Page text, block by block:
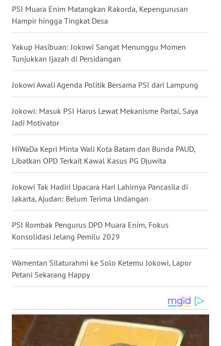
PSI Muara Enim Matangkan Rakorda, Kepengurusan
Hampir hingga Tingkat Desa
Yakup Hasibuan: Jokowi Sangat Menunggu Momen
Tunjukkan Ijazah di Persidangan
Jokowi Awali Agenda Politik Bersama PSI dari Lampung
Jokowi: Masuk PSI Harus Lewat Mekanisme Partai, Saya
Jadi Motivator
HiWaDa Kepri Minta Wali Kota Batam dan Bunda PAUD,
Libatkan OPD Terkait Kawal Kasus PG Djuwita
Jokowi Tak Hadiri Upacara Hari Lahirnya Pancasila di
Jakarta, Ajudan: Belum Terima Undangan
PSI Rombak Pengurus DPD Muara Enim, Fokus
Konsolidasi Jelang Pemilu 2029
Wamentan Silaturahmi ke Solo Ketemu Jokowi, Lapor
Petani Sekarang Happy
WN
NUSANTARA
WN
JOGJA
WN
JATIM
WN
WN
WN
KALTENG
KALTARA
WN
KALSEL
KALTIM